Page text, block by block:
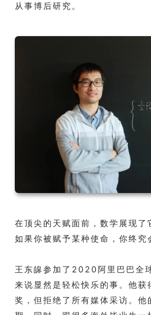
从事博后研究。
在顶尖的天赋面前，数学展现了
如果你被赋予某种使命，你终究
王东皞参加了2020阿里巴巴全
来说显然是轻松快乐的事。他获
奖，但拒绝了所有媒体采访。他